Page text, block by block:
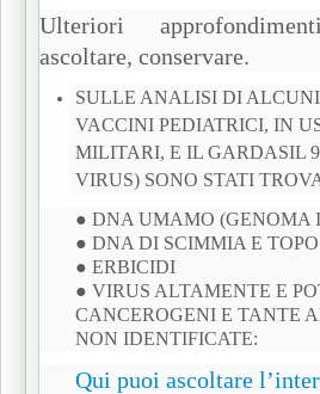
Ulteriori
ascoltare, conservare.
SULLE ANALISI DI
VACCINI PEDIATRICI, IN
MILITARI, E IL GARDASIL
VIRUS) SONO STATI
● DNA UMAMO (GENOMA
● DNA DI SCIMMIA E TOPO
● ERBICIDI
● VIRUS ALTAMENTE E
CANCEROGENI E TANTE
NON IDENTIFICATE:
Qui puoi ascoltare